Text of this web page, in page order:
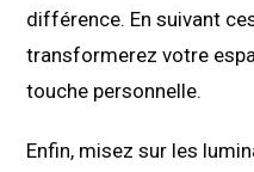
différence. En suivant
transformerez votre
touche personnelle.
Enfin, misez sur les